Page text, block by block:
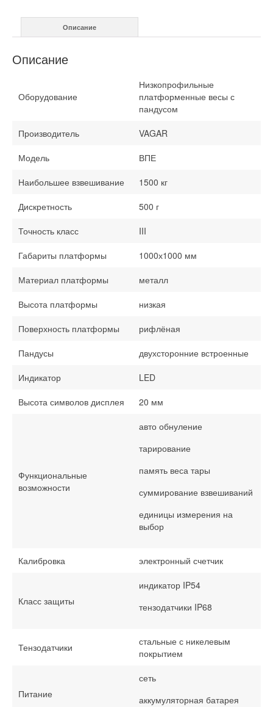
1000х1000
Описание
Описание
Оборудование
Низкопрофильные
платформенные весы с
пандусом
Производитель
VAGAR
Модель
ВПЕ
Наибольшее взвешивание
1500 кг
Дискретность
500 г
Точность класс
III
Габариты платформы
1000х1000 мм
Материал платформы
металл
Высота платформы
низкая
Поверхность платформы
рифлёная
Пандусы
двухсторонние встроенные
Индикатор
LED
Высота символов дисплея
20 мм
Функциональные
возможности
авто обнуление
тарирование
память веса тары
суммирование взвешиваний
единицы измерения на
выбор
Калибровка электронный счетчик
Класс защиты
индикатор IP54
тензодатчики IP68
Тензодатчики
стальные с никелевым
покрытием
Питание
сеть
аккумуляторная батарея